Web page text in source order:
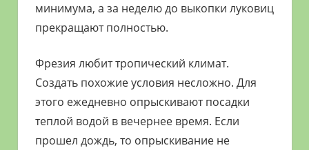
минимума, а за неделю до выкопки луковиц
прекращают полностью.
Фрезия любит тропический климат.
Создать похожие условия несложно. Для
этого ежедневно опрыскивают посадки
теплой водой в вечернее время. Если
прошел дождь, то опрыскивание не